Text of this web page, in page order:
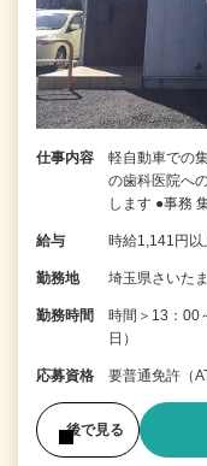
仕事内容
軽自動車での
の歯科医院へ
します ●事務
給与 時給1,141円以
勤務地 埼玉県さいた
勤務時間
時間＞13：
日）
応募資格 要普通免許（
後で見る